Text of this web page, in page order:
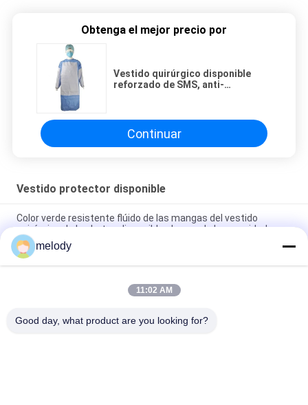
Obtenga el mejor precio por
Vestido quirúrgico disponible
reforzado de SMS, anti-
Continuar
Vestido protector disponible
Color verde resistente flúido de las mangas del vestido
quirúrgico de las batas disponibles largas de la seguridad
Vestidos disponibles reforzados del hospital, vestidos
disponibles estáticos antis del examen
La ropa/el interno médicos disponibles ligeros viste control de
melody
11:02 AM
Good day, what product are you looking for?